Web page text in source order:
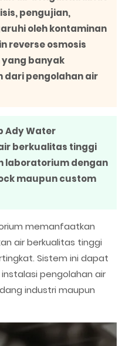
pengujian,
oleh kontaminan
reverse osmosis
banyak
dari pengolahan air
Ady Water
berkualitas tinggi
laboratorium dengan
maupun custom
memanfaatkan
air berkualitas tinggi
Sistem ini dapat
pengolahan air
industri maupun